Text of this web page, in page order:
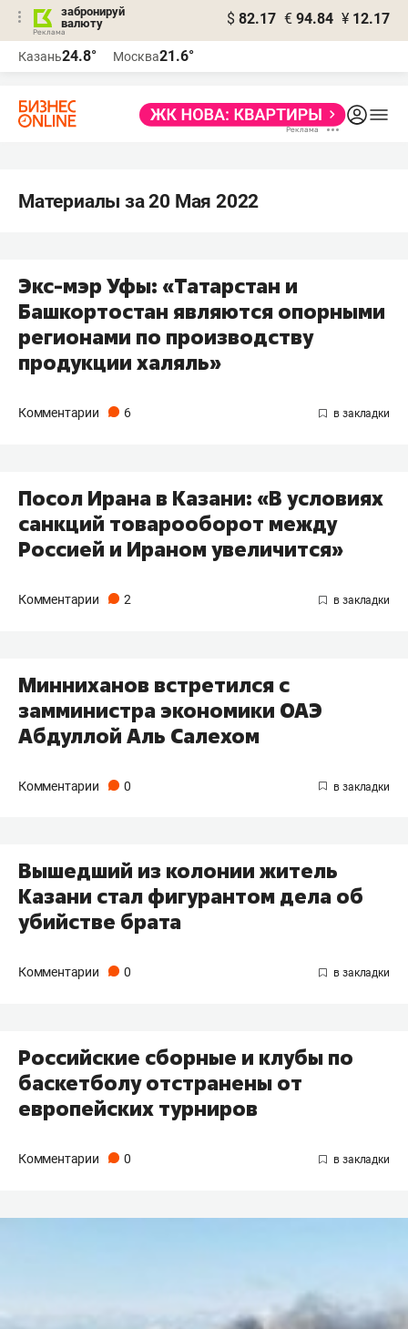
забронируй
валюту
$ 82.17 € 94.84 ¥ 12.17
Казань24.8° Москва21.6°
Материалы за 20 Мая 2022
Экс-мэр Уфы: «Татарстан и
Башкортостан являются опорными
регионами по производству
продукции халяль»
Комментарии 6
Посол Ирана в Казани: «В условиях
санкций товарооборот между
Россией и Ираном увеличится»
Комментарии 2
Минниханов встретился с
замминистра экономики ОАЭ
Абдуллой Аль Салехом
Комментарии 0
Вышедший из колонии житель
Казани стал фигурантом дела об
убийстве брата
Комментарии 0
Российские сборные и клубы по
баскетболу отстранены от
европейских турниров
Комментарии 0